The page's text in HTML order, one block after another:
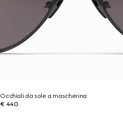
Occhiali da sole a mascherina
€ 440